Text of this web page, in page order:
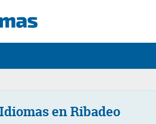
en Ribadeo